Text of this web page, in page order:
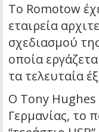
Το Romotow
εταιρεία
σχεδιασμού
οποία
τα τελευταία
Ο Tony
Γερμανίας, το